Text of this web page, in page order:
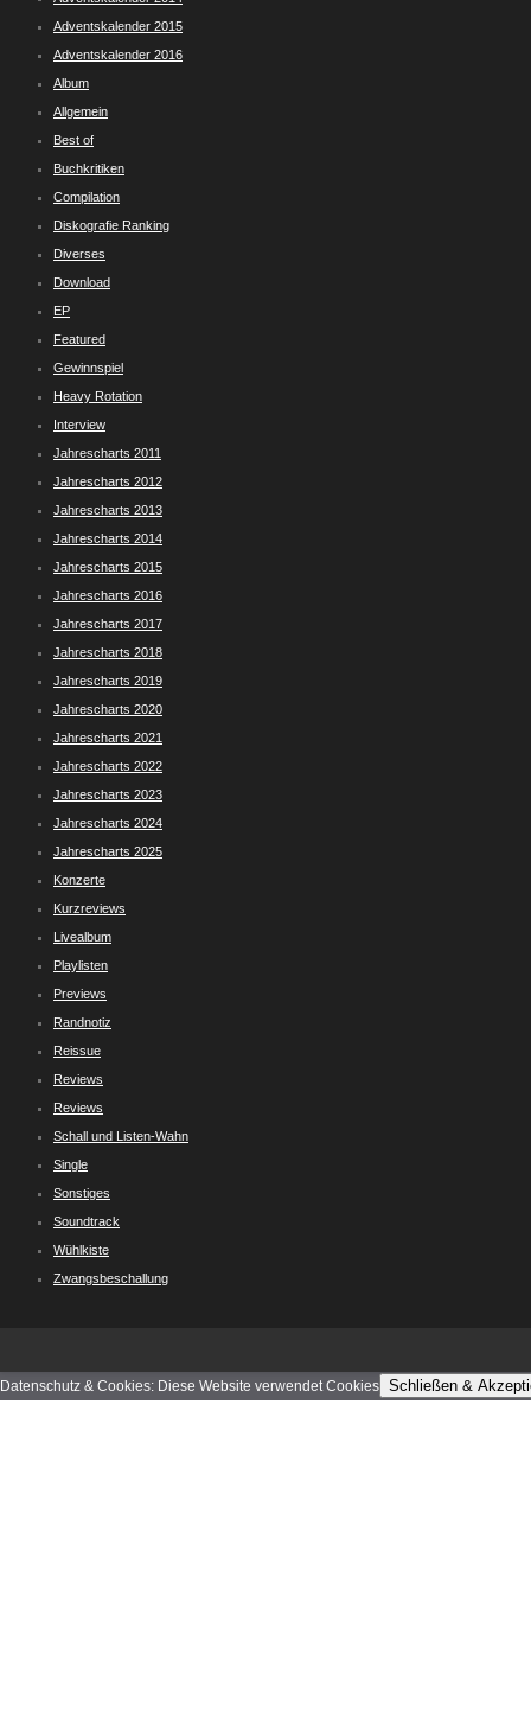
Adventskalender 2015
Adventskalender 2016
Album
Allgemein
Best of
Buchkritiken
Compilation
Diskografie Ranking
Diverses
Download
EP
Featured
Gewinnspiel
Heavy Rotation
Interview
Jahrescharts 2011
Jahrescharts 2012
Jahrescharts 2013
Jahrescharts 2014
Jahrescharts 2015
Jahrescharts 2016
Jahrescharts 2017
Jahrescharts 2018
Jahrescharts 2019
Jahrescharts 2020
Jahrescharts 2021
Jahrescharts 2022
Jahrescharts 2023
Jahrescharts 2024
Jahrescharts 2025
Konzerte
Kurzreviews
Livealbum
Playlisten
Previews
Randnotiz
Reissue
Reviews
Reviews
Schall und Listen-Wahn
Single
Sonstiges
Soundtrack
Wühlkiste
Zwangsbeschallung
Datenschutz & Cookies: Diese Website verwendet Cookies Schließen &